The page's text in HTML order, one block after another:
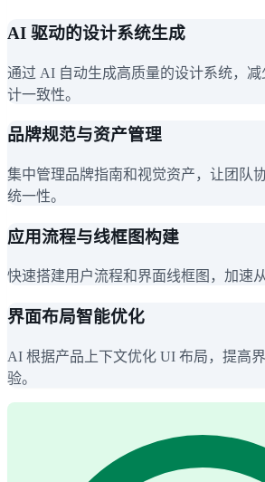
AI 驱动的设计系统生成
通过 AI 自动生成高质量的设计系统，
计一致性。
品牌规范与资产管理
集中管理品牌指南和视觉资产，让团队
统一性。
应用流程与线框图构建
快速搭建用户流程和界面线框图，加速
界面布局智能优化
AI 根据产品上下文优化 UI 布局，提高
验。